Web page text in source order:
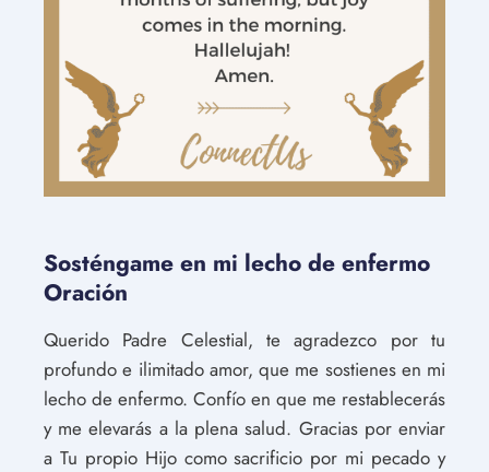
Sosténgame en mi lecho de enfermo
Oración
Querido Padre Celestial, te agradezco por tu
profundo e ilimitado amor, que me sostienes en mi
lecho de enfermo. Confío en que me restablecerás
y me elevarás a la plena salud. Gracias por enviar
a Tu propio Hijo como sacrificio por mi pecado y